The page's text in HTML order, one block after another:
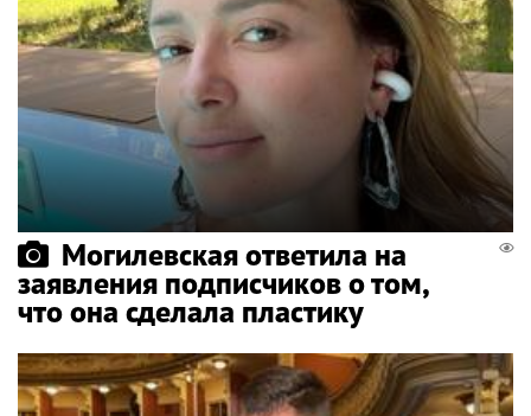
Могилевская ответила на
заявления подписчиков о том,
что она сделала пластику